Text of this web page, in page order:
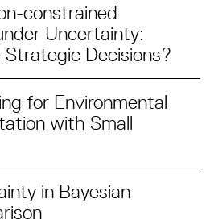
constrained
Uncertainty:
Decisions?
for Environmental
with Small
in Bayesian